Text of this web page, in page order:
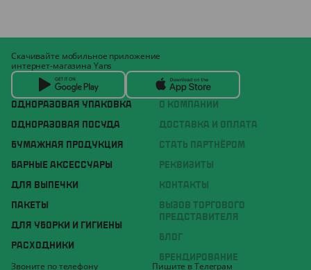
ОДНОРАЗОВАЯ УПАКОВКА
ОДНОРАЗОВАЯ ПОСУДА
БУМАЖНАЯ ПРОДУКЦИЯ
БАРНЫЕ АКСЕССУАРЫ
ДЛЯ ВЫПЕЧКИ
ПАКЕТЫ
ДЛЯ УБОРКИ И ГИГИЕНЫ
РАСХОДНИКИ
О КОМПАНИИ
ДОСТАВКА И ОПЛАТА
СТАТЬ ПАРТНЁРОМ
РЕКВИЗИТЫ
КОНТАКТЫ
ВЫЗОВ ТОРГОВОГО
ПРЕДСТАВИТЕЛЯ
БЛОГ
БРЕНДИРОВАНИЕ
Скачивайте мобильное приложение
интернет-магазина Yans
Звоните по телефону Пишите в Телеграм